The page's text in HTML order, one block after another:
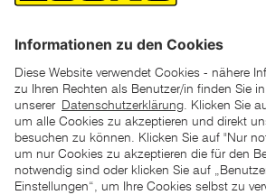
*der "statt"-Preis ist der niedrigste von
Tagen vor Beginn dieser
unter den UVP Preisen auf